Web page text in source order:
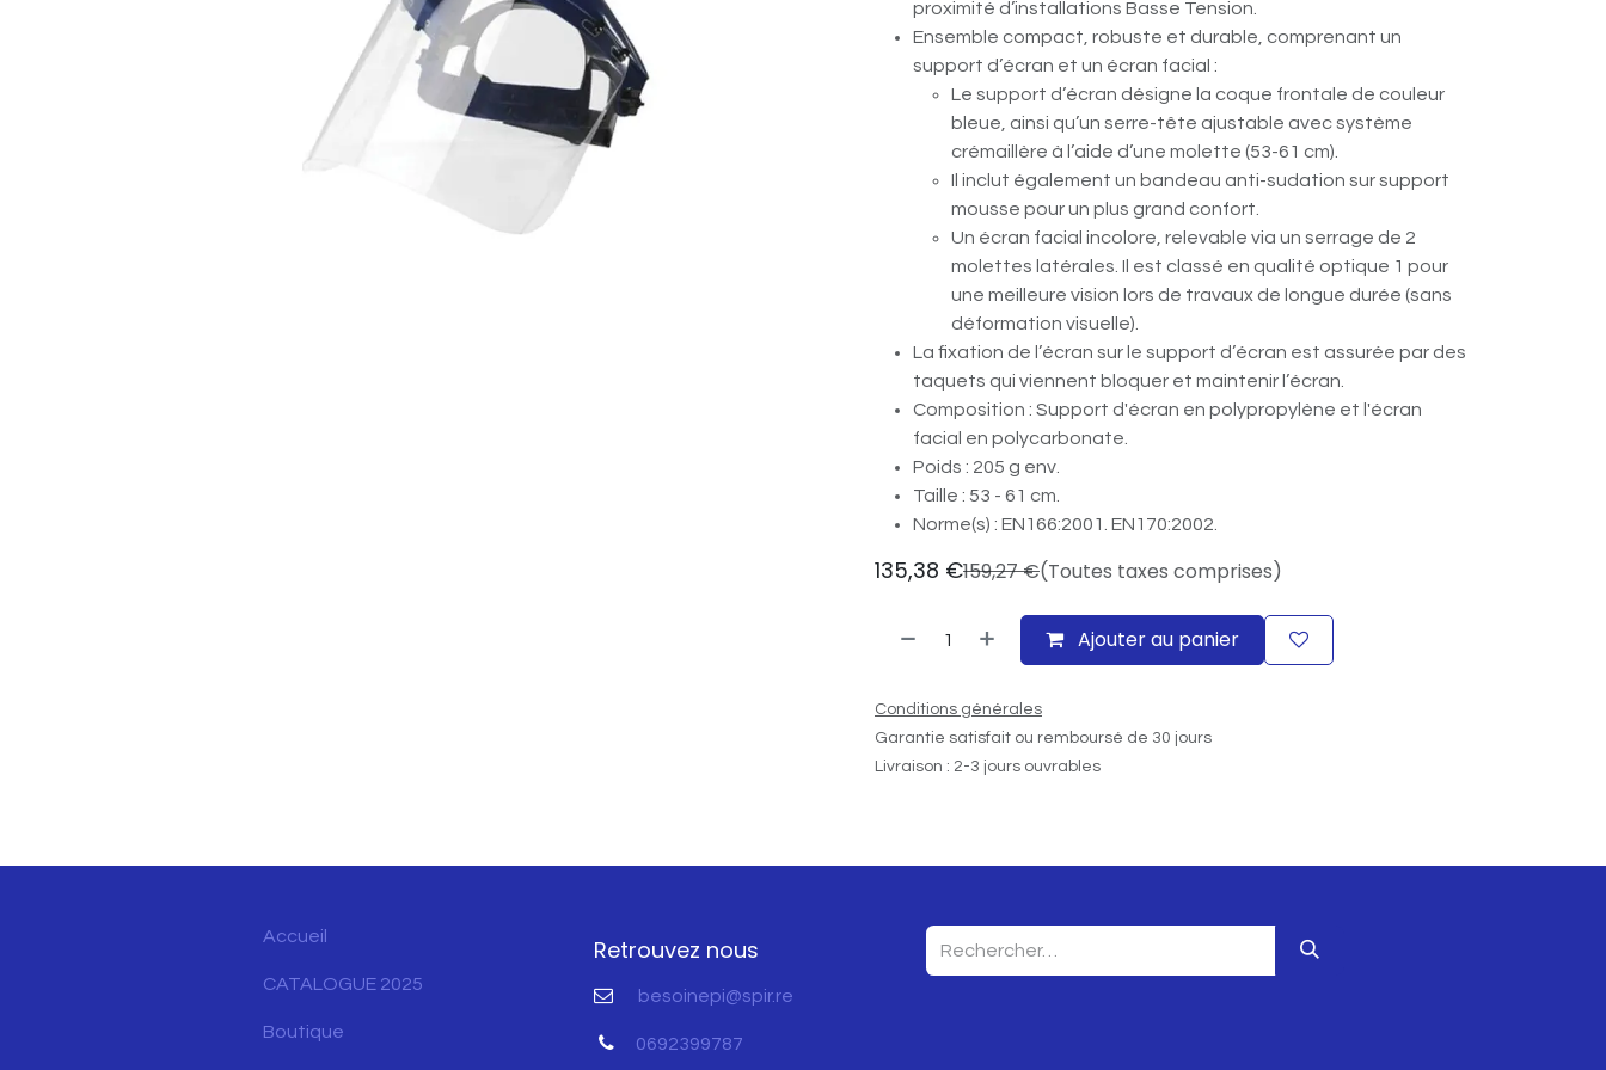
proximité d’installations Basse Tension.
Ensemble compact, robuste et durable, comprenant un
support d’écran et un écran facial :
Le support d’écran désigne la coque frontale de couleur
bleue, ainsi qu’un serre-tête ajustable avec système
crémaillère à l’aide d’une molette (53-61 cm).
Il inclut également un bandeau anti-sudation sur support
mousse pour un plus grand confort.
Un écran facial incolore, relevable via un serrage de 2
molettes latérales. Il est classé en qualité optique 1 pour
une meilleure vision lors de travaux de longue durée (sans
déformation visuelle).
La fixation de l’écran sur le support d’écran est assurée par des
taquets qui viennent bloquer et maintenir l’écran.
Composition : Support d'écran en polypropylène et l'écran
facial en polycarbonate.
Poids : 205 g env.
Taille : 53 - 61 cm.
Norme(s) : EN166:2001. EN170:2002.
135,38 €159,27€(Toutes taxes comprises)
Ajouter au panier
Conditions générales
Garantie satisfait ou remboursé de 30 jours
Livraison : 2-3 jours ouvrables
Retrouvez nous
besoinepi@spir.re
0692399787
Accueil
CATALOGUE 2025
Boutique